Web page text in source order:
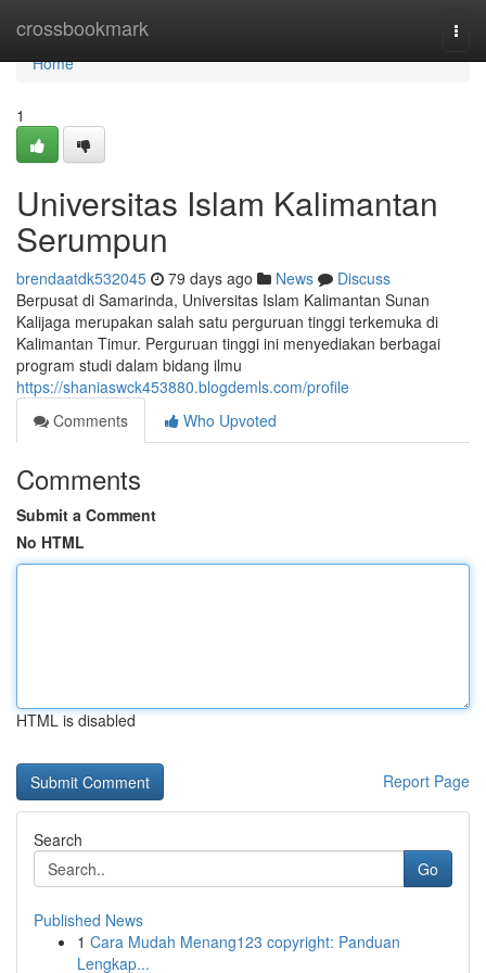
crossbookmark
Home
Home
1
Universitas Islam Kalimantan
Serumpun
brendaatdk532045 79 days ago News
Discuss
Berpusat di Samarinda, Universitas Islam Kalimantan Sunan
Kalijaga merupakan salah satu perguruan tinggi terkemuka di
Kalimantan Timur. Perguruan tinggi ini menyediakan berbagai
program studi dalam bidang ilmu
https://shaniaswck453880.blogdemls.com/profile
Comments
Who Upvoted
Comments
Submit a Comment
No HTML
HTML is disabled
Report Page
Search
Go
Published News
1 Cara Mudah Menang123 copyright: Panduan
Lengkap...